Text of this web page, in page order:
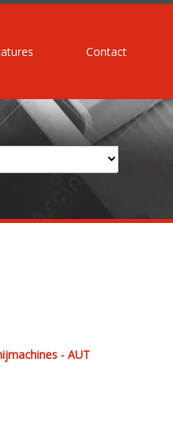
Contact
- AUT